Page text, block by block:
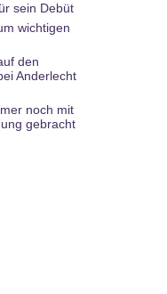
sein Debüt
wichtigen
den
Anderlecht
noch mit
gebracht